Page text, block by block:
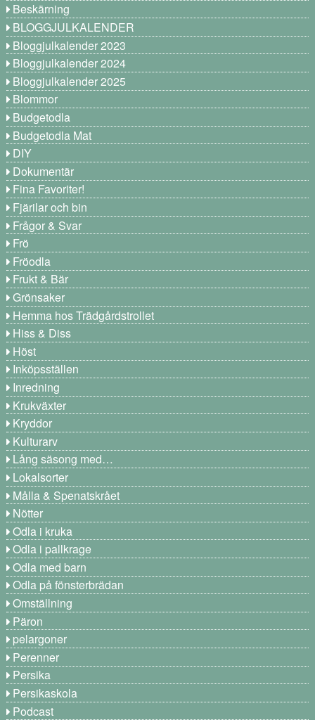
Beskärning
BLOGGJULKALENDER
Bloggjulkalender 2023
Bloggjulkalender 2024
Bloggjulkalender 2025
Blommor
Budgetodla
Budgetodla Mat
DIY
Dokumentär
Fina Favoriter!
Fjärilar och bin
Frågor & Svar
Frö
Fröodla
Frukt & Bär
Grönsaker
Hemma hos Trädgårdstrollet
Hiss & Diss
Höst
Inköpsställen
Inredning
Krukväxter
Kryddor
Kulturarv
Lång säsong med…
Lokalsorter
Målla & Spenatskrået
Nötter
Odla i kruka
Odla i pallkrage
Odla med barn
Odla på fönsterbrädan
Omställning
Päron
pelargoner
Perenner
Persika
Persikaskola
Podcast